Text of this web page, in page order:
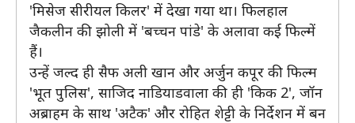
'मिसेज सीरीयल किलर' में देखा गया था। फिलहाल
जैकलीन की झोली में 'बच्चन पांडे' के अलावा कई फिल्में
हैं।
उन्हें जल्द ही सैफ अली खान और अर्जुन कपूर की फिल्म
'भूत पुलिस', साजिद नाडियाडवाला की ही 'किक 2', जॉन
अब्राहम के साथ 'अटैक' और रोहित शेट्टी के निर्देशन में बन